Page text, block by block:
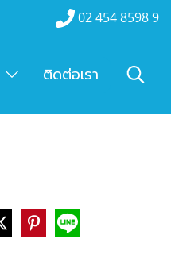
02 454 8598 9
ติดต่อเรา